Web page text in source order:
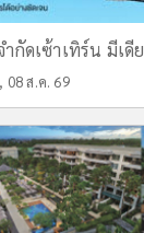
กัดเซ้าเทิร์น มีเดีย
08 ส.ค. 69